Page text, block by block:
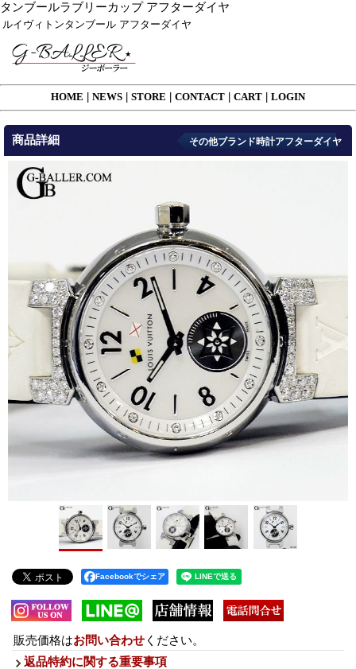
タンブールラブリーカップ アフターダイヤ
ルイヴィトンタンブール アフターダイヤ
HOME NEWS STORE CONTACT CART LOGIN
商品詳細 その他ブランド時計アフターダイヤ
Facebookでシェア
販売価格はお問い合わせ ください。
返品特約に関する重要事項